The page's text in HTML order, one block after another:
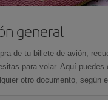
general
de tu billete de avión,
para volar. Aquí
otro documento, según